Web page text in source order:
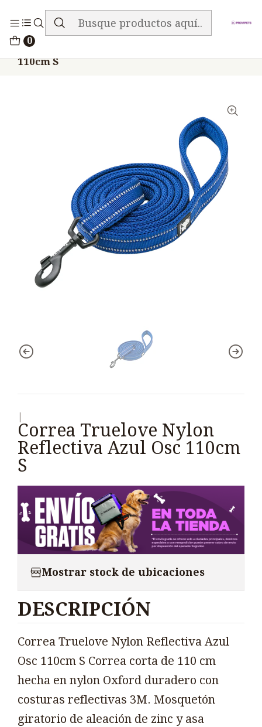
0
ENVIO GRATIS EN TODA LA TIENDA
110cm S
Correa Truelove Nylon
Reflectiva Azul Osc 110cm
S
Mostrar stock de ubicaciones
DESCRIPCIÓN
Correa Truelove Nylon Reflectiva Azul
Osc 110cm S Correa corta de 110 cm
hecha en nylon Oxford duradero con
costuras reflectivas 3M. Mosquetón
giratorio de aleación de zinc y asa